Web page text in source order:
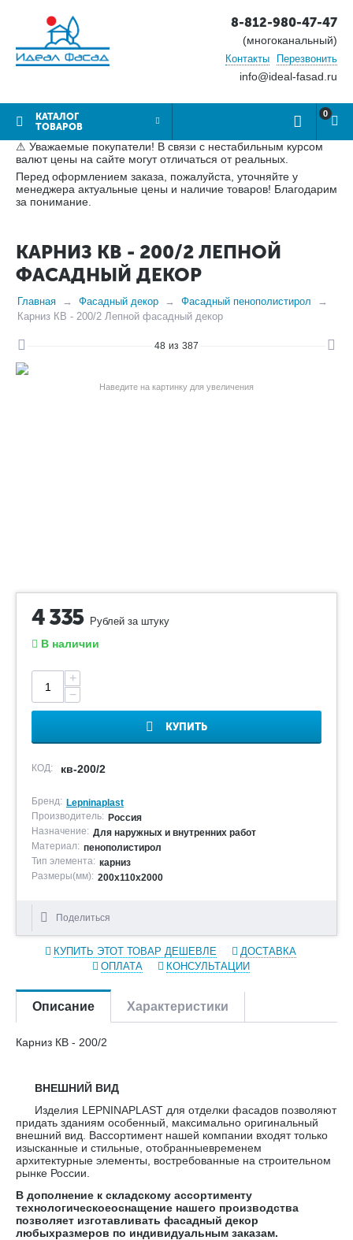
8-812-980-47-47
(многоканальный)
Контакты Перезвонить
info@ideal-fasad.ru
КАТАЛОГ
ТОВАРОВ
0
⚠ Уважаемые покупатели! В связи с нестабильным курсом
валют цены на сайте могут отличаться от реальных.
Перед оформлением заказа, пожалуйста, уточняйте у
менеджера актуальные цены и наличие товаров! Благодарим
за понимание.
КАРНИЗ КВ - 200/2 ЛЕПНОЙ
ФАСАДНЫЙ ДЕКОР
Главная Фасадный декор
Фасадный пенополистирол
Карниз КВ - 200/2 Лепной фасадный декор
48 из 387
Наведите на картинку для увеличения
4 335 Рублей за штуку
В наличии
+
−
КУПИТЬ
КОД: кв-200/2
Бренд: Lepninaplast
Производитель: Россия
Назначение: Для наружных и внутренних работ
Материал: пенополистирол
Тип элемента: карниз
Размеры(мм): 200х110х2000
Поделиться
КУПИТЬ ЭТОТ ТОВАР ДЕШЕВЛЕ
ДОСТАВКА
ОПЛАТА
КОНСУЛЬТАЦИИ
Описание Характеристики
Карниз КВ - 200/2
ВНЕШНИЙ ВИД
Изделия LEPNINAPLAST для отделки фасадов позволяют
придать зданиям особенный, максимально оригинальный
внешний вид. Вассортимент нашей компании входят только
изысканные и стильные, отобранныевременем
архитектурные элементы, востребованные на строительном
рынке России.
В дополнение к складскому ассортименту
технологическоеоснащение нашего производства
позволяет изготавливать фасадный декор
любыхразмеров по индивидуальным заказам.